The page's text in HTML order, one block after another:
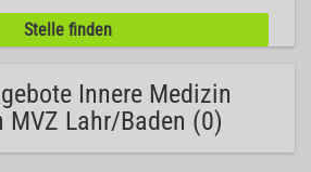
Innere Medizin
MVZ Lahr/Baden (0)